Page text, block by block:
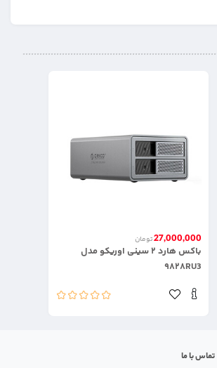
27,000,000تومان
باکس هارد ۲ سینی اوریکو مدل
۹۸۲۸RU3
تماس با ما